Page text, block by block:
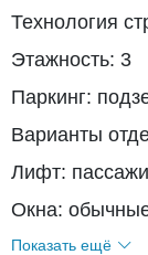
Технология
Этажность: 3
Паркинг:
Варианты
Лифт:
Окна:
Показать ещё